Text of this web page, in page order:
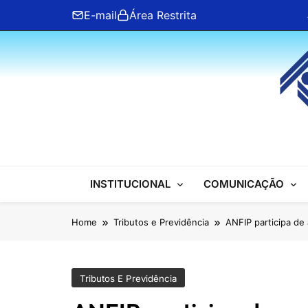
content
E-mail Área Restrita
ANFIP Nacional
INSTITUCIONAL COMUNICAÇÃO
Home Tributos e Previdência ANFIP participa
Tributos E Previdência